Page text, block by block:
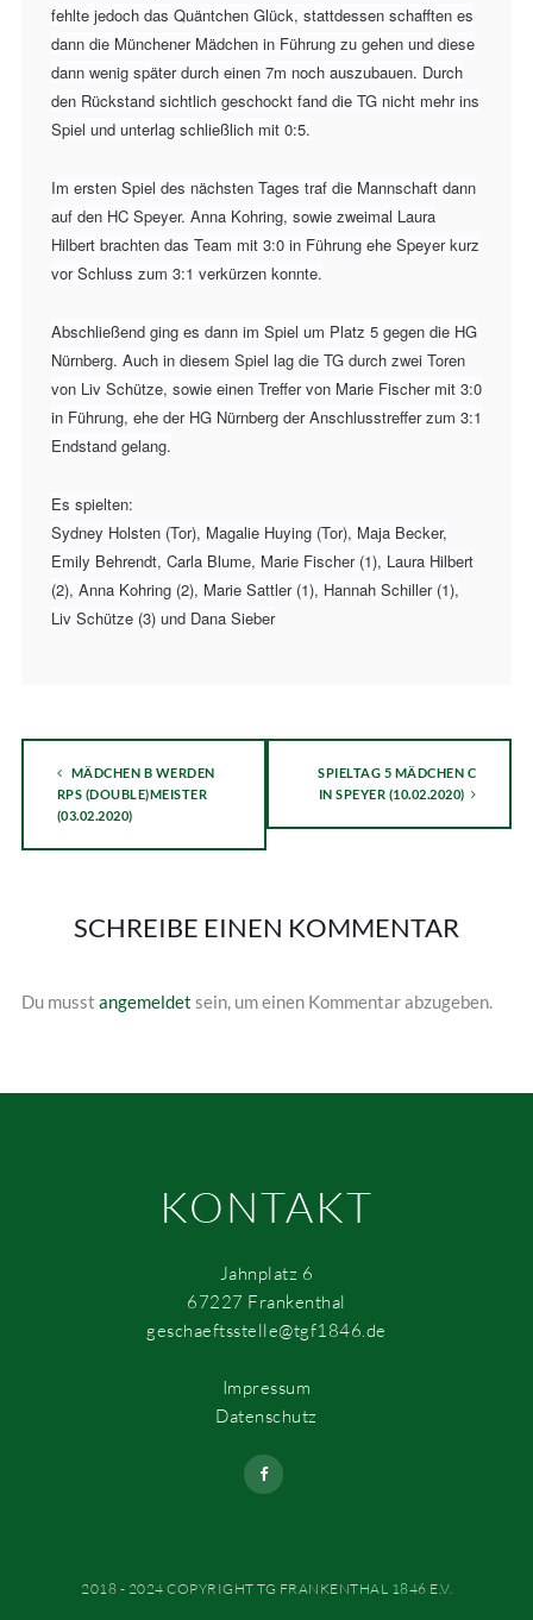
fehlte jedoch das Quäntchen Glück, stattdessen schafften es
dann die Münchener Mädchen in Führung zu gehen und diese
dann wenig später durch einen 7m noch auszubauen. Durch
den Rückstand sichtlich geschockt fand die TG nicht mehr ins
Spiel und unterlag schließlich mit 0:5.
Im ersten Spiel des nächsten Tages traf die Mannschaft dann
auf den HC Speyer. Anna Kohring, sowie zweimal Laura
Hilbert brachten das Team mit 3:0 in Führung ehe Speyer kurz
vor Schluss zum 3:1 verkürzen konnte.
Abschließend ging es dann im Spiel um Platz 5 gegen die HG
Nürnberg. Auch in diesem Spiel lag die TG durch zwei Toren
von Liv Schütze, sowie einen Treffer von Marie Fischer mit 3:0
in Führung, ehe der HG Nürnberg der Anschlusstreffer zum 3:1
Endstand gelang.
Es spielten:
Sydney Holsten (Tor), Magalie Huying (Tor), Maja Becker,
Emily Behrendt, Carla Blume, Marie Fischer (1), Laura Hilbert
(2), Anna Kohring (2), Marie Sattler (1), Hannah Schiller (1),
Liv Schütze (3) und Dana Sieber
MÄDCHEN B WERDEN
RPS (DOUBLE)MEISTER
(03.02.2020)
SPIELTAG 5 MÄDCHEN C
IN SPEYER (10.02.2020)
SCHREIBE EINEN KOMMENTAR
Du musst angemeldet sein, um einen Kommentar abzugeben.
KONTAKT
Jahnplatz 6
67227 Frankenthal
geschaeftsstelle@tgf1846.de
Impressum
Datenschutz
2018 - 2024 COPYRIGHT TG FRANKENTHAL 1846 E.V.